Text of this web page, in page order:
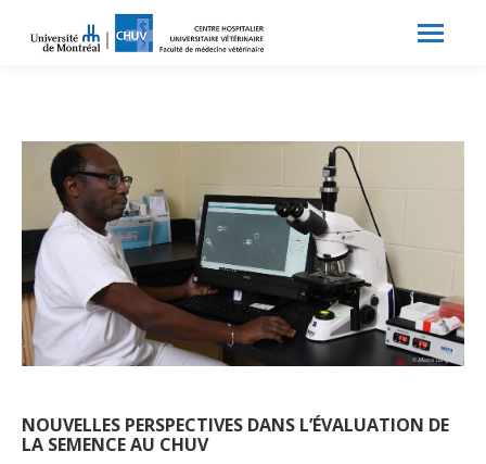
NOUVELLES PERSPECTIVES DANS L’ÉVALUATION DE
LA SEMENCE AU CHUV